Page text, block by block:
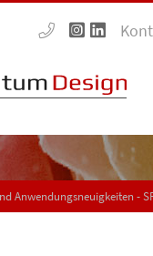
Anwendungsneuigkeiten -